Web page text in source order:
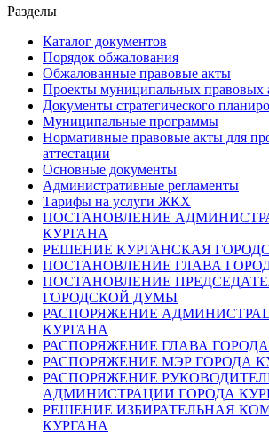
Разделы
Каталог документов
Порядок обжалования
Обжалованные правовые акты
Проекты муниципальных правовых
Документы стратегического
Муниципальные программы
Нормативные правовые акты для
аттестации
Основные документы
Административные регламенты
Тарифы на услуги ЖКХ
ПОСТАНОВЛЕНИЕ
КУРГАНА
РЕШЕНИЕ КУРГАНСКАЯ
ПОСТАНОВЛЕНИЕ ГЛАВА
ПОСТАНОВЛЕНИЕ
ГОРОДСКОЙ ДУМЫ
РАСПОРЯЖЕНИЕ
КУРГАНА
РАСПОРЯЖЕНИЕ ГЛАВА
РАСПОРЯЖЕНИЕ МЭР ГОРОДА
РАСПОРЯЖЕНИЕ
АДМИНИСТРАЦИИ ГОРОДА
РЕШЕНИЕ ИЗБИРАТЕЛЬНАЯ
КУРГАНА